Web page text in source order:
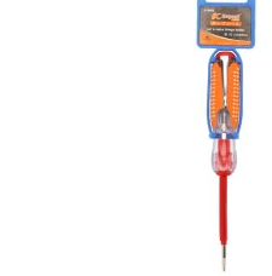
Daftar belanja Anda kosong!